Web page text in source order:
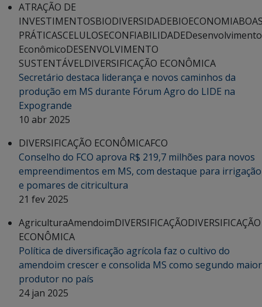
ATRAÇÃO DE
INVESTIMENTOSBIODIVERSIDADEBIOECONOMIA
PRÁTICASCELULOSECONFIABILIDADEDesenvolvimento
EconômicoDESENVOLVIMENTO
SUSTENTÁVELDIVERSIFICAÇÃO ECONÔMICA
Secretário destaca liderança e novos caminhos da
produção em MS durante Fórum Agro do LIDE na
Expogrande
10 abr 2025
DIVERSIFICAÇÃO ECONÔMICAFCO
Conselho do FCO aprova R$ 219,7 milhões para novos
empreendimentos em MS, com destaque para irrigação
e pomares de citricultura
21 fev 2025
AgriculturaAmendoimDIVERSIFICAÇÃODIVERSIFICAÇÃO
ECONÔMICA
Política de diversificação agrícola faz o cultivo do
amendoim crescer e consolida MS como segundo maior
produtor no país
24 jan 2025